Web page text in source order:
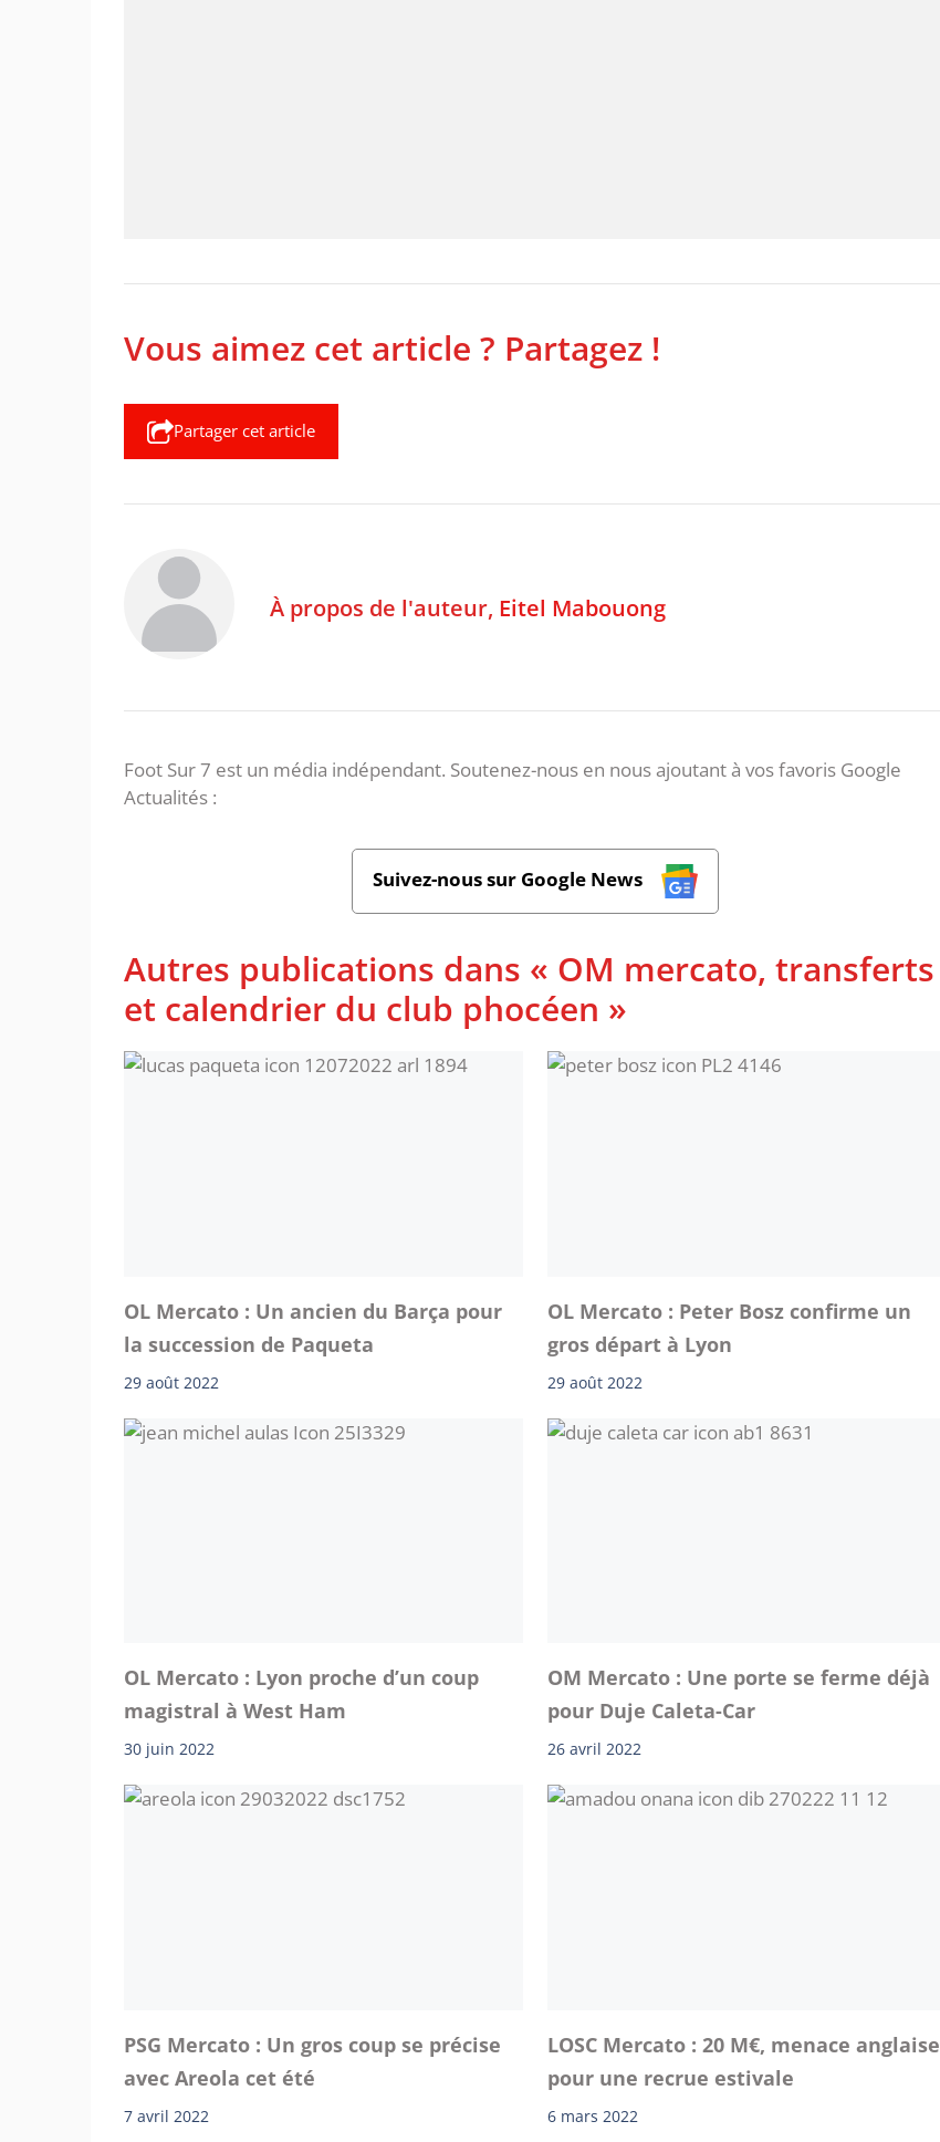
Vous aimez cet article ? Partagez !
Partager cet article
À propos de l'auteur, Eitel Mabouong
Foot Sur 7 est un média indépendant. Soutenez-nous en nous ajoutant à vos favoris Google
Actualités :
Suivez-nous sur Google News
Autres publications dans « OM mercato, transferts
et calendrier du club phocéen »
OL Mercato : Un ancien du Barça pour
la succession de Paqueta
29 août 2022
OL Mercato : Peter Bosz confirme un
gros départ à Lyon
29 août 2022
OL Mercato : Lyon proche d’un coup
magistral à West Ham
30 juin 2022
OM Mercato : Une porte se ferme déjà
pour Duje Caleta-Car
26 avril 2022
PSG Mercato : Un gros coup se précise
avec Areola cet été
7 avril 2022
LOSC Mercato : 20 M€, menace anglaise
pour une recrue estivale
6 mars 2022